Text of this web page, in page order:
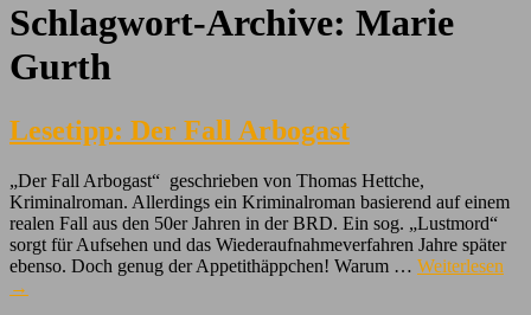
Schlagwort-Archive: Marie
Gurth
Lesetipp: Der Fall Arbogast
„Der Fall Arbogast“ geschrieben von Thomas Hettche,
Kriminalroman. Allerdings ein Kriminalroman basierend auf einem
realen Fall aus den 50er Jahren in der BRD. Ein sog. „Lustmord“
sorgt für Aufsehen und das Wiederaufnahmeverfahren Jahre später
ebenso. Doch genug der Appetithäppchen! Warum … Weiterlesen
→